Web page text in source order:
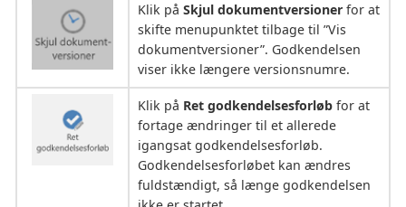
Klik på Skjul dokumentversionerfor at
skifte menupunktet tilbage til ”Vis
dokumentversioner”. Godkendelsen
viser ikke længere versionsnumre.
Klik på Ret godkendelsesforløbfor at
fortage ændringer til et allerede
igangsat godkendelsesforløb.
Godkendelsesforløbet kan ændres
fuldstændigt, så længe godkendelsen